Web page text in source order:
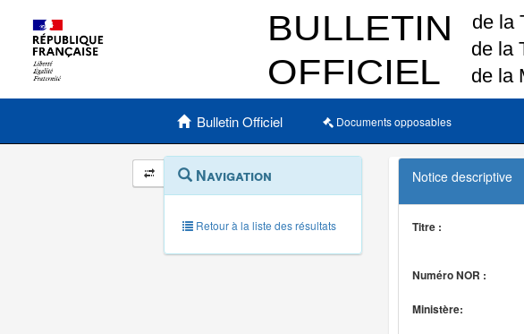
Menu principal
Bulletin Officiel Documents opposables
Navigation
et
outils
annexes
Menu
contextuel
Navigation
Retour à la liste des résultats
Notice descriptive
Titre :
Numéro NOR :
Ministère: